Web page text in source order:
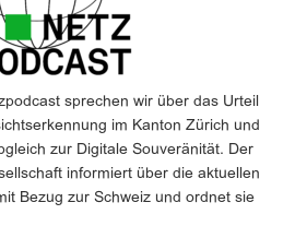
sprechen wir über das Urteil
im Kanton Zürich und
zur Digitale Souveränität. Der
informiert über die aktuellen
Bezug zur Schweiz und ordnet sie